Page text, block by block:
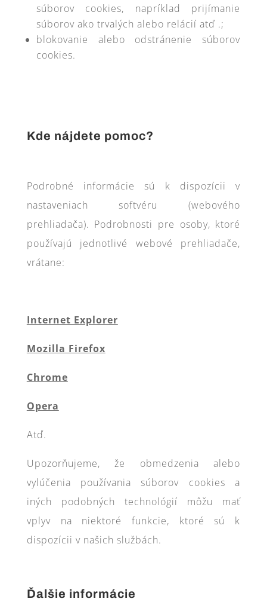
súborov cookies, napríklad prijímanie
súborov ako trvalých alebo relácií atď .;
blokovanie alebo odstránenie súborov
cookies.
Kde nájdete pomoc?
Podrobné informácie sú k dispozícii v
nastaveniach softvéru (webového
prehliadača). Podrobnosti pre osoby, ktoré
používajú jednotlivé webové prehliadače,
vrátane:
Internet Explorer
Mozilla Firefox
Chrome
Opera
Atď.
Upozorňujeme, že obmedzenia alebo
vylúčenia používania súborov cookies a
iných podobných technológií môžu mať
vplyv na niektoré funkcie, ktoré sú k
dispozícii v našich službách.
Ďalšie informácie